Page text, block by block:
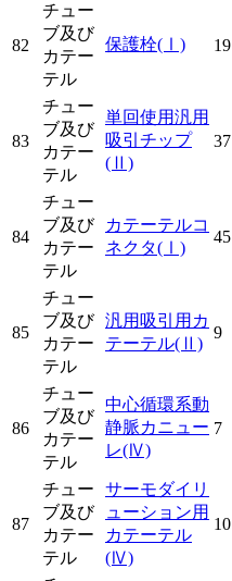
82
チュー
ブ及び
カテー
テル
保護栓(Ⅰ) 19
83
チュー
ブ及び
カテー
テル
単回使用汎用
吸引チップ
(Ⅱ)
37
84
チュー
ブ及び
カテー
テル
カテーテルコ
ネクタ(Ⅰ)
45
85
チュー
ブ及び
カテー
テル
汎用吸引用カ
テーテル(Ⅱ)
9
86
チュー
ブ及び
カテー
テル
中心循環系動
静脈カニュー
レ(Ⅳ)
7
87
チュー
ブ及び
カテー
テル
サーモダイリ
ューション用
カテーテル
(Ⅳ)
10